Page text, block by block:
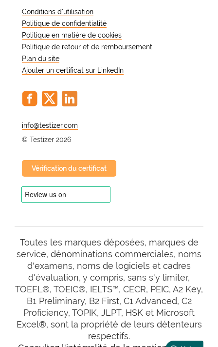
Conditions d'utilisation
Politique de confidentialité
Politique en matière de cookies
Politique de retour et de remboursement
Plan du site
Ajouter un certificat sur LinkedIn
@
© Testizer 2026
Vérification du certificat
Toutes les marques déposées, marques de
service, dénominations commerciales, noms
d'examens, noms de logiciels et cadres
d'évaluation, y compris, sans s'y limiter,
TOEFL®, TOEIC®, IELTS™, CECR, PEIC, A2 Key,
B1 Preliminary, B2 First, C1 Advanced, C2
Proficiency, TOPIK, JLPT, HSK et Microsoft
Excel®, sont la propriété de leurs détenteurs
respectifs.